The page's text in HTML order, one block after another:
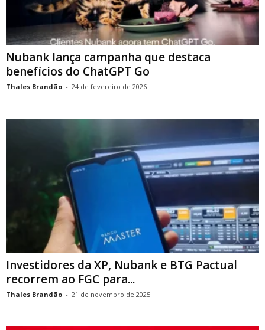
Nubank lança campanha que destaca
benefícios do ChatGPT Go
Thales Brandão - 24 de fevereiro de 2026
Investidores da XP, Nubank e BTG Pactual
recorrem ao FGC para...
Thales Brandão - 21 de novembro de 2025